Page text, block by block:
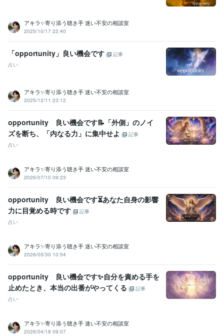
受賞歴
2025年3月✨ゴールドランクに昇格できました☘️
チナランクに昇格できました❤️
資格・検定
金融渉外技能審査（FP3級）
マイクロソフト オフィス スペシャリスト（MOS）
普通自動車第一種運転免許
中型自動車第二種運転免許 取得年 : 2018年
乙種危険物取扱者 取得年 : 1990年
ビジネス・クリエイティブツール
Excel:3年
Google スプレッドシート:3年
得意分野
悩み相談・カウンセリング
管理責任者 カウンセラー
資産運用・副業の相談 投資・投機FXトレード
個人トレーダー 資産運用
アキラ✨寄り添う聴き手 迷い不安の相談室
2025/10/17 22:40
「opportunity」良い機会です
記事
占い
アキラ✨寄り添う聴き手 迷い不安の相談室
2025/12/11 23:12
opportunity 良い機会です📝「外側」のノイ
ズを断ち、「内なる力」に集中せよ
記事
占い
アキラ✨寄り添う聴き手 迷い不安の相談室
2026/07/10 09:23
opportunity 良い機会です⏳あなた自身の影響
力に目覚める時です
記事
占い
アキラ✨寄り添う聴き手 迷い不安の相談室
2026/05/30 10:54
opportunity 良い機会です✨自分を責める手を
止めたとき、本当の出番がやってくる
記事
占い
アキラ✨寄り添う聴き手 迷い不安の相談室
2026/04/18 09:07